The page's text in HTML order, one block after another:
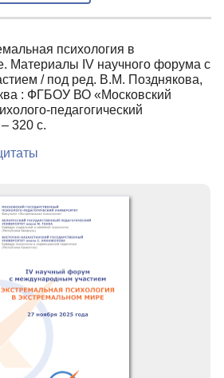
психология в
Материалы IV научного форума с
/ под ред. В.М. Позднякова,
: ФГБОУ ВО «Московский
педагогический
320 с.